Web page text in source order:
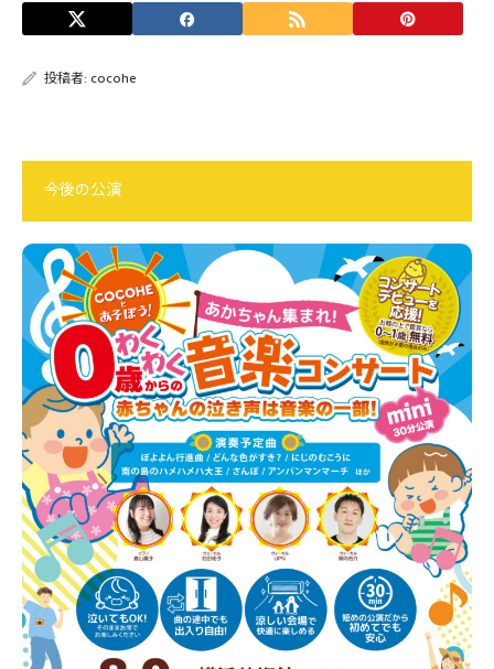
投稿者: cocohe
今後の公演